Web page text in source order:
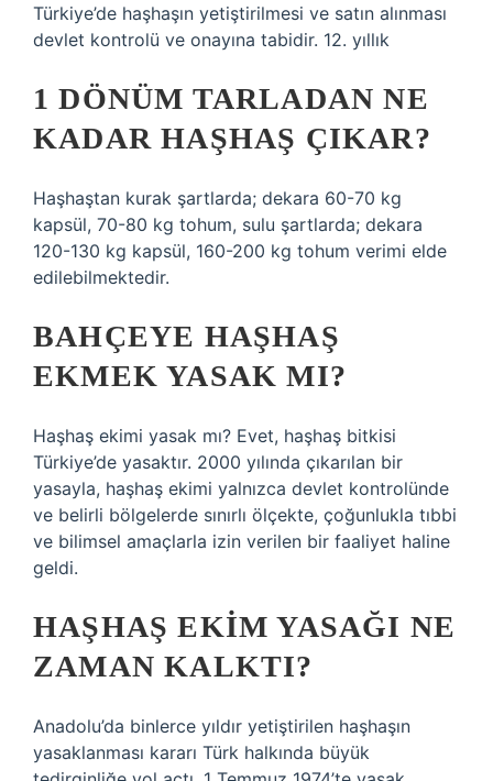
Türkiye’de haşhaşın yetiştirilmesi ve satın alınması
devlet kontrolü ve onayına tabidir. 12. yıllık
1 DÖNÜM TARLADAN NE
KADAR HAŞHAŞ ÇIKAR?
Haşhaştan kurak şartlarda; dekara 60-70 kg
kapsül, 70-80 kg tohum, sulu şartlarda; dekara
120-130 kg kapsül, 160-200 kg tohum verimi elde
edilebilmektedir.
BAHÇEYE HAŞHAŞ
EKMEK YASAK MI?
Haşhaş ekimi yasak mı? Evet, haşhaş bitkisi
Türkiye’de yasaktır. 2000 yılında çıkarılan bir
yasayla, haşhaş ekimi yalnızca devlet kontrolünde
ve belirli bölgelerde sınırlı ölçekte, çoğunlukla tıbbi
ve bilimsel amaçlarla izin verilen bir faaliyet haline
geldi.
HAŞHAŞ EKIM YASAĞI NE
ZAMAN KALKTI?
Anadolu’da binlerce yıldır yetiştirilen haşhaşın
yasaklanması kararı Türk halkında büyük